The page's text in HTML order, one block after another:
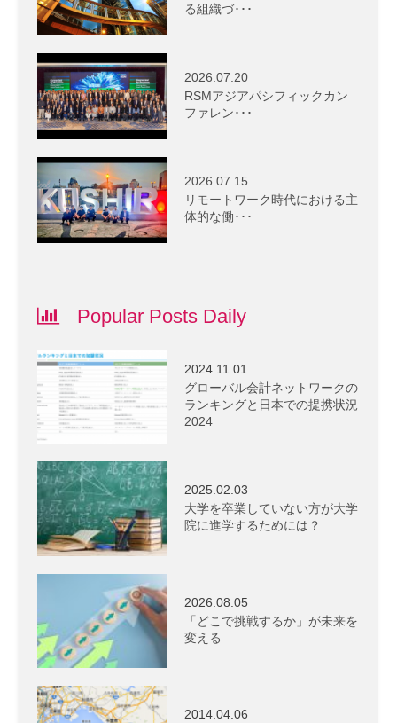
る組織づ･･･
2026.07.20
RSMアジアパシフィックカン
ファレン･･･
2026.07.15
リモートワーク時代における主
体的な働･･･
Popular Posts Daily
2024.11.01
グローバル会計ネットワークの
ランキングと日本での提携状況
2024
2025.02.03
大学を卒業していない方が大学
院に進学するためには？
2026.08.05
「どこで挑戦するか」が未来を
変える
2014.04.06